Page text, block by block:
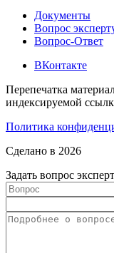
Документы
Вопрос
Вопрос-Ответ
ВКонтакте
Перепечатка
индексируемой
Политика
Сделано в 2026
Задать вопрос